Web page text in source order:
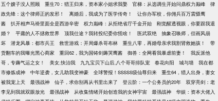
五个嫂子没人照顾
重生70：猎王归来，资本家小姐求我娶 官梯：从选调生开始问鼎权力巅峰
律
政先锋：这个律师正的发邪！
离婚后，我成为了医学传奇！
让你办军校，你佣兵百万震慑鹰
酱
扒开相声马褂里面全是西游辛密 权力巅峰：从拒绝省厅千金开始
刚觉醒透视眼，你要跟我退
婚？
平庸的人不拯救世界 顶我仕途？我转投纪委你慌啥！ 医武双绝
抽象召唤师，但画风崩
坏
潜龙风暴：都市兵王 救世游戏：开局爆杀哥布林 重生八零，再婚母亲求我割肾救她孩！
带
货翻车的我曝光黑心商家
重回62，我为国铸剑薅哭鹰酱 御兽：全网看我暴虐前妻！
我反派他
哥，专薅气运之女！
美女,快治我 九九宝贝下山后,八个哥哥排队宠 春花向阳 城与墙
我在都
市修炼成神
中年逆袭，女儿助我变神豪 全球警报！SSSSS级仙尊归来
重生64，猎人出身，妻女
被我宠上天
最强战神 仙子，求你别再从书里出来了 登云阶：一个公务员的20年
双穿亮剑：老
李见到我就双眼放光
最强战神 从收集情绪开始创造我的女神宇宙 最强战神
华娱：资本大佬入